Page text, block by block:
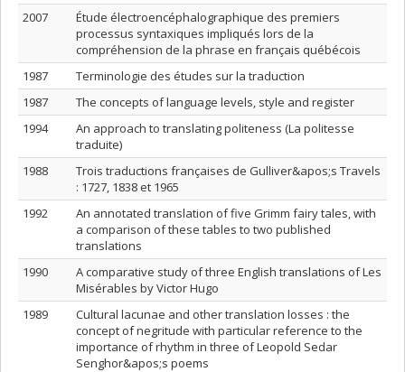
2007
Étude électroencéphalographique des premiers
processus syntaxiques impliqués lors de la
compréhension de la phrase en français québécois
1987
Terminologie des études sur la traduction
1987
The concepts of language levels, style and register
1994
An approach to translating politeness (La politesse
traduite)
1988
Trois traductions françaises de Gulliver&apos;s Travels
: 1727, 1838 et 1965
1992
An annotated translation of five Grimm fairy tales, with
a comparison of these tables to two published
translations
1990
A comparative study of three English translations of Les
Misérables by Victor Hugo
1989
Cultural lacunae and other translation losses : the
concept of negritude with particular reference to the
importance of rhythm in three of Leopold Sedar
Senghor&apos;s poems